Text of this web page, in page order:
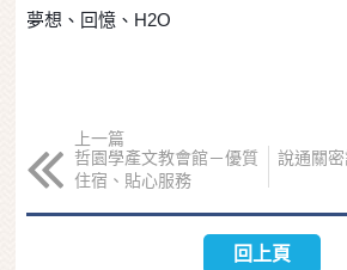
夢想、回憶、H2O
上一篇
哲園學產文教會館－優質
住宿、貼心服務
說通關
回上頁